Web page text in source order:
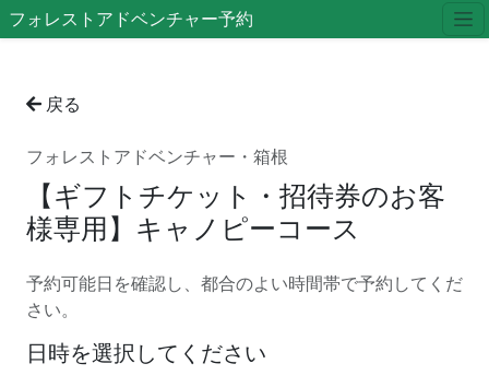
フォレストアドベンチャー予約
戻る
フォレストアドベンチャー・箱根
【ギフトチケット・招待券のお客
様専用】キャノピーコース
予約可能日を確認し、都合のよい時間帯で予約してくだ
さい。
日時を選択してください